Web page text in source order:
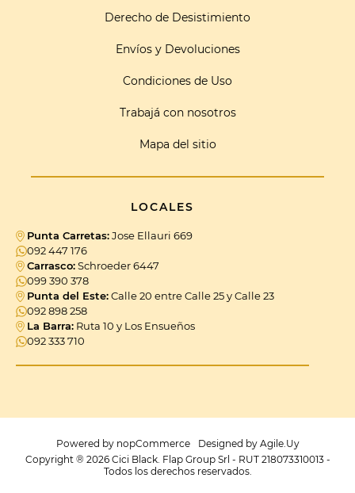
Derecho de Desistimiento
Envíos y Devoluciones
Condiciones de Uso
Trabajá con nosotros
Mapa del sitio
LOCALES
Punta Carretas:Jose Ellauri 669
092 447 176
Carrasco:Schroeder 6447
099 390 378
Punta del Este:Calle 20 entre Calle 25 y Calle 23
092 898 258
La Barra: Ruta 10 y Los Ensueños
092 333 710
Powered by nopCommerce Designed by Agile.Uy
Copyright ® 2026 Cici Black. Flap Group Srl - RUT 218073310013 -
Todos los derechos reservados.